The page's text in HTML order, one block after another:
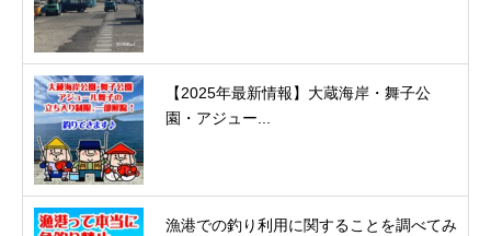
【2025年最新情報】大蔵海岸・舞子公
園・アジュー...
漁港での釣り利用に関することを調べてみ